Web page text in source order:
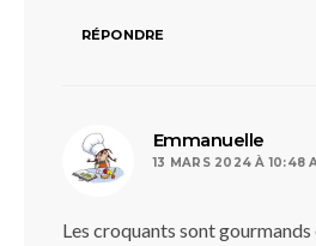
RÉPONDRE
Emmanuelle
13 MARS 2024 À 10:48
Les croquants sont